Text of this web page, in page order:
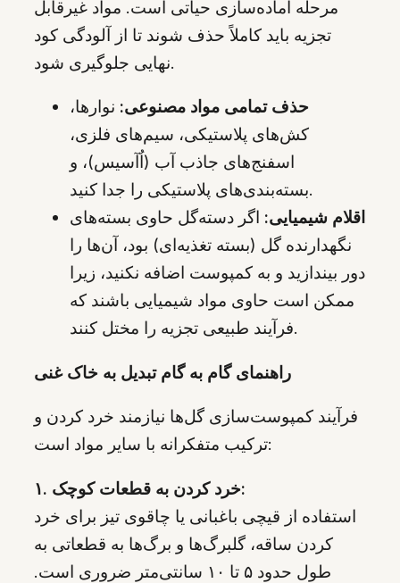
مرحله آماده‌سازی حیاتی است. مواد غیرقابل
تجزیه باید کاملاً حذف شوند تا از آلودگی کود
نهایی جلوگیری شود.
حذف تمامی مواد مصنوعی: نوارها،
کش‌های پلاستیکی، سیم‌های فلزی،
اسفنج‌های جاذب آب (اُآسیس)، و
بسته‌بندی‌های پلاستیکی را جدا کنید.
اقلام شیمیایی: اگر دسته‌گل حاوی بسته‌های
نگهدارنده گل (بسته تغذیه‌ای) بود، آن‌ها را
دور بیندازید و به کمپوست اضافه نکنید، زیرا
ممکن است حاوی مواد شیمیایی باشند که
فرآیند طبیعی تجزیه را مختل کنند.
راهنمای گام به گام تبدیل به خاک غنی
فرآیند کمپوست‌سازی گل‌ها نیازمند خرد کردن و
ترکیب متفکرانه با سایر مواد است:
۱. خرد کردن به قطعات کوچک:
استفاده از قیچی باغبانی یا چاقوی تیز برای خرد
کردن ساقه، گلبرگ‌ها و برگ‌ها به قطعاتی به
طول حدود ۵ تا ۱۰ سانتی‌متر ضروری است.